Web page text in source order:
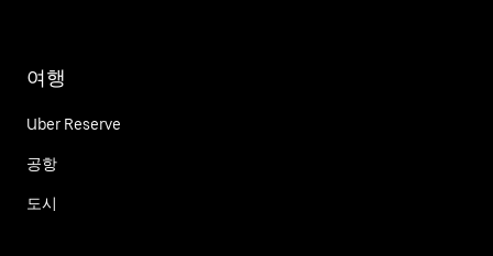
여행
Uber Reserve
공항
도시